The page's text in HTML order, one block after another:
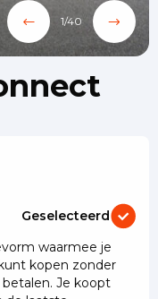
1/40
Geselecteerd
waarmee je
kopen zonder
Je koopt